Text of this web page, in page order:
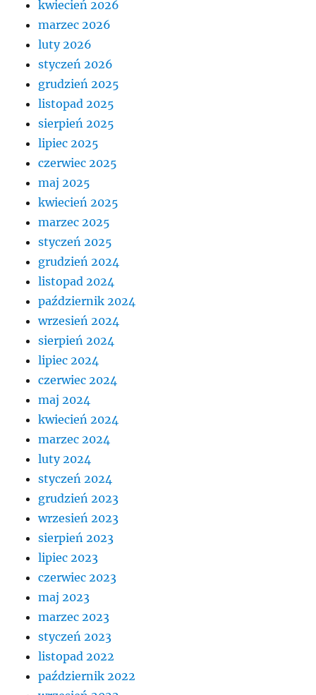
kwiecień 2026
marzec 2026
luty 2026
styczeń 2026
grudzień 2025
listopad 2025
sierpień 2025
lipiec 2025
czerwiec 2025
maj 2025
kwiecień 2025
marzec 2025
styczeń 2025
grudzień 2024
listopad 2024
październik 2024
wrzesień 2024
sierpień 2024
lipiec 2024
czerwiec 2024
maj 2024
kwiecień 2024
marzec 2024
luty 2024
styczeń 2024
grudzień 2023
wrzesień 2023
sierpień 2023
lipiec 2023
czerwiec 2023
maj 2023
marzec 2023
styczeń 2023
listopad 2022
październik 2022